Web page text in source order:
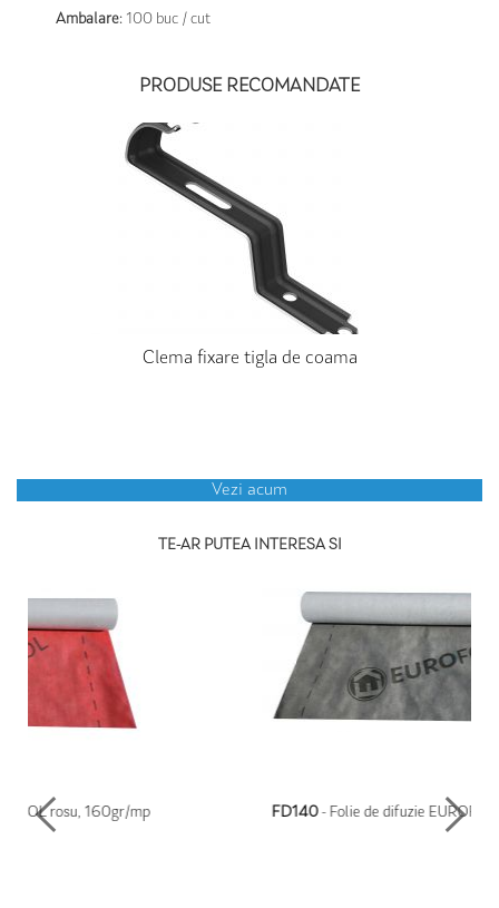
Ambalare: 100 buc / cut
PRODUSE RECOMANDATE
Clema fixare tigla de coama
Vezi acum
TE-AR PUTEA INTERESA SI
FD140 - Folie de difuzie EUROFOL gri 140gr/mp